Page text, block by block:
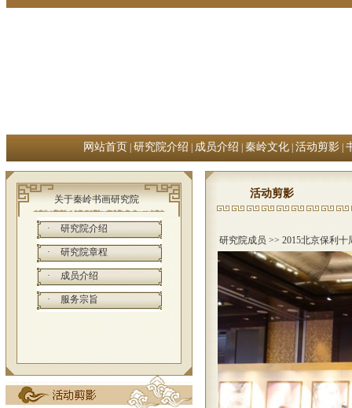
网站首页 研究院介绍 成员介绍 秦岭文化 活动剪影
关于秦岭书画研究院
· 研究院介绍
· 研究院章程
· 成员介绍
· 服务宗旨
活动剪影
研究院成员 >> 2015北京保利十